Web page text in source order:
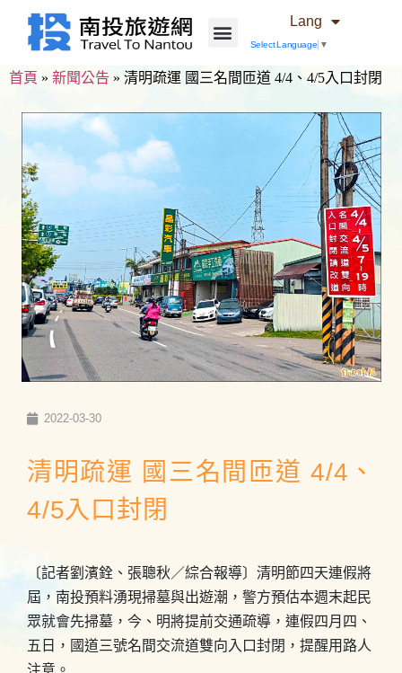
Lang
Select Language ▼
首頁 » 新聞公告 » 清明疏運 國三名間匝道 4/4、4/5入口封閉
2022-03-30
清明疏運 國三名間匝道 4/4、
4/5入口封閉
〔記者劉濱銓、張聰秋／綜合報導〕清明節四天連假將
屆，南投預料湧現掃墓與出遊潮，警方預估本週末起民
眾就會先掃墓，今、明將提前交通疏導，連假四月四、
五日，國道三號名間交流道雙向入口封閉，提醒用路人
注意。